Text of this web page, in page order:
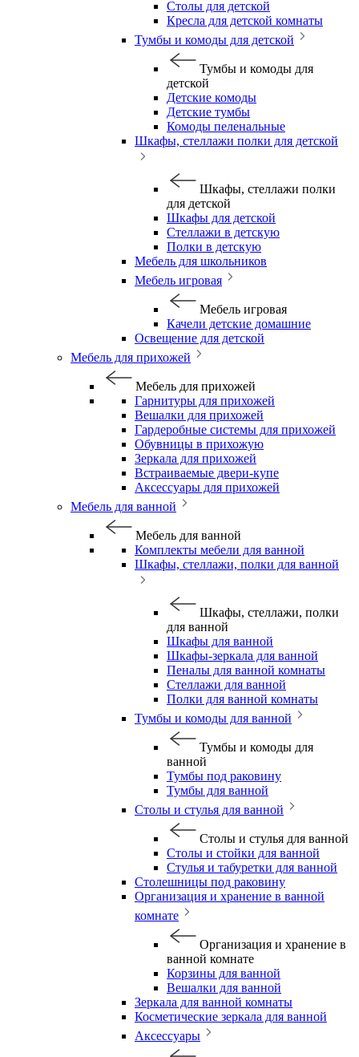
Столы для детской
Кресла для детской комнаты
Тумбы и комоды для детской
Тумбы и комоды для
детской
Детские комоды
Детские тумбы
Комоды пеленальные
Шкафы, стеллажи полки для детской
Шкафы, стеллажи полки
для детской
Шкафы для детской
Стеллажи в детскую
Полки в детскую
Мебель для школьников
Мебель игровая
Мебель игровая
Качели детские домашние
Освещение для детской
Мебель для прихожей
Мебель для прихожей
Гарнитуры для прихожей
Вешалки для прихожей
Гардеробные системы для прихожей
Обувницы в прихожую
Зеркала для прихожей
Встраиваемые двери-купе
Аксессуары для прихожей
Мебель для ванной
Мебель для ванной
Комплекты мебели для ванной
Шкафы, стеллажи, полки для ванной
Шкафы, стеллажи, полки
для ванной
Шкафы для ванной
Шкафы-зеркала для ванной
Пеналы для ванной комнаты
Стеллажи для ванной
Полки для ванной комнаты
Тумбы и комоды для ванной
Тумбы и комоды для
ванной
Тумбы под раковину
Тумбы для ванной
Столы и стулья для ванной
Столы и стулья для ванной
Столы и стойки для ванной
Стулья и табуретки для ванной
Столешницы под раковину
Организация и хранение в ванной
комнате
Организация и хранение в
ванной комнате
Корзины для ванной
Вешалки для ванной
Зеркала для ванной комнаты
Косметические зеркала для ванной
Аксессуары